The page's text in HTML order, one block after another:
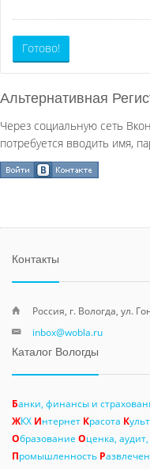
Готово!
Альтернативная
Через социальную сеть
потребуется вводить имя,
Контакты
Россия, г. Вологда, ул.
inbox@wobla.ru
Каталог Вологды
Банки, финансы и
ЖКХ Интернет Красота К
Образование Оценка,
Промышленность Р